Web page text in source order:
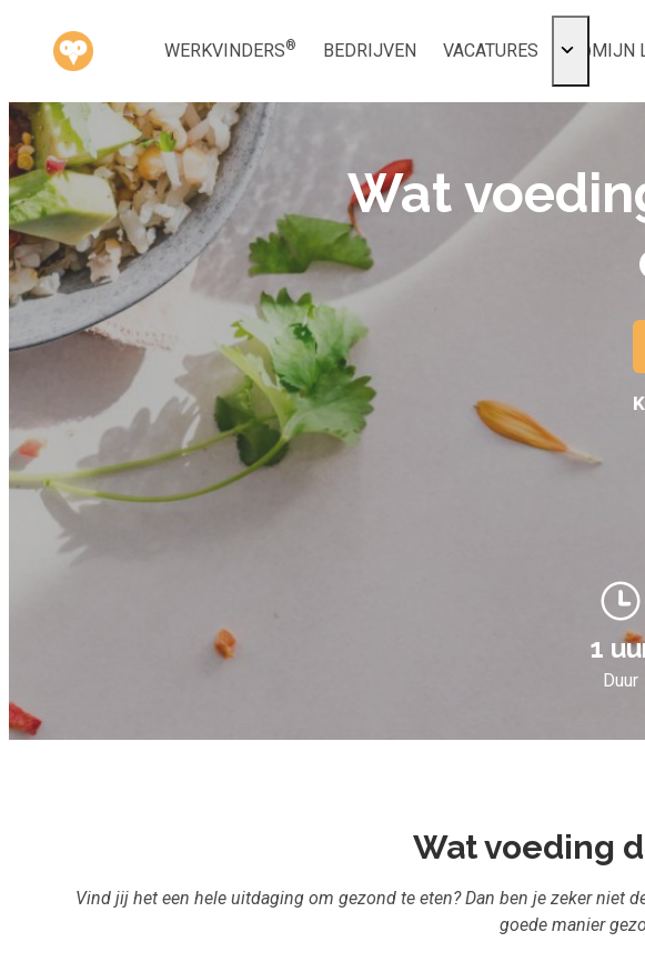
WERKVINDERS® BEDRIJVEN VACATURES MIJN
Voor mij
Populair
Favoriet
Afgerond
Wat
1
Duur
Wat voeding
Vind jij het een hele uitdaging om gezond te eten? Dan ben je zeker niet
goede manier